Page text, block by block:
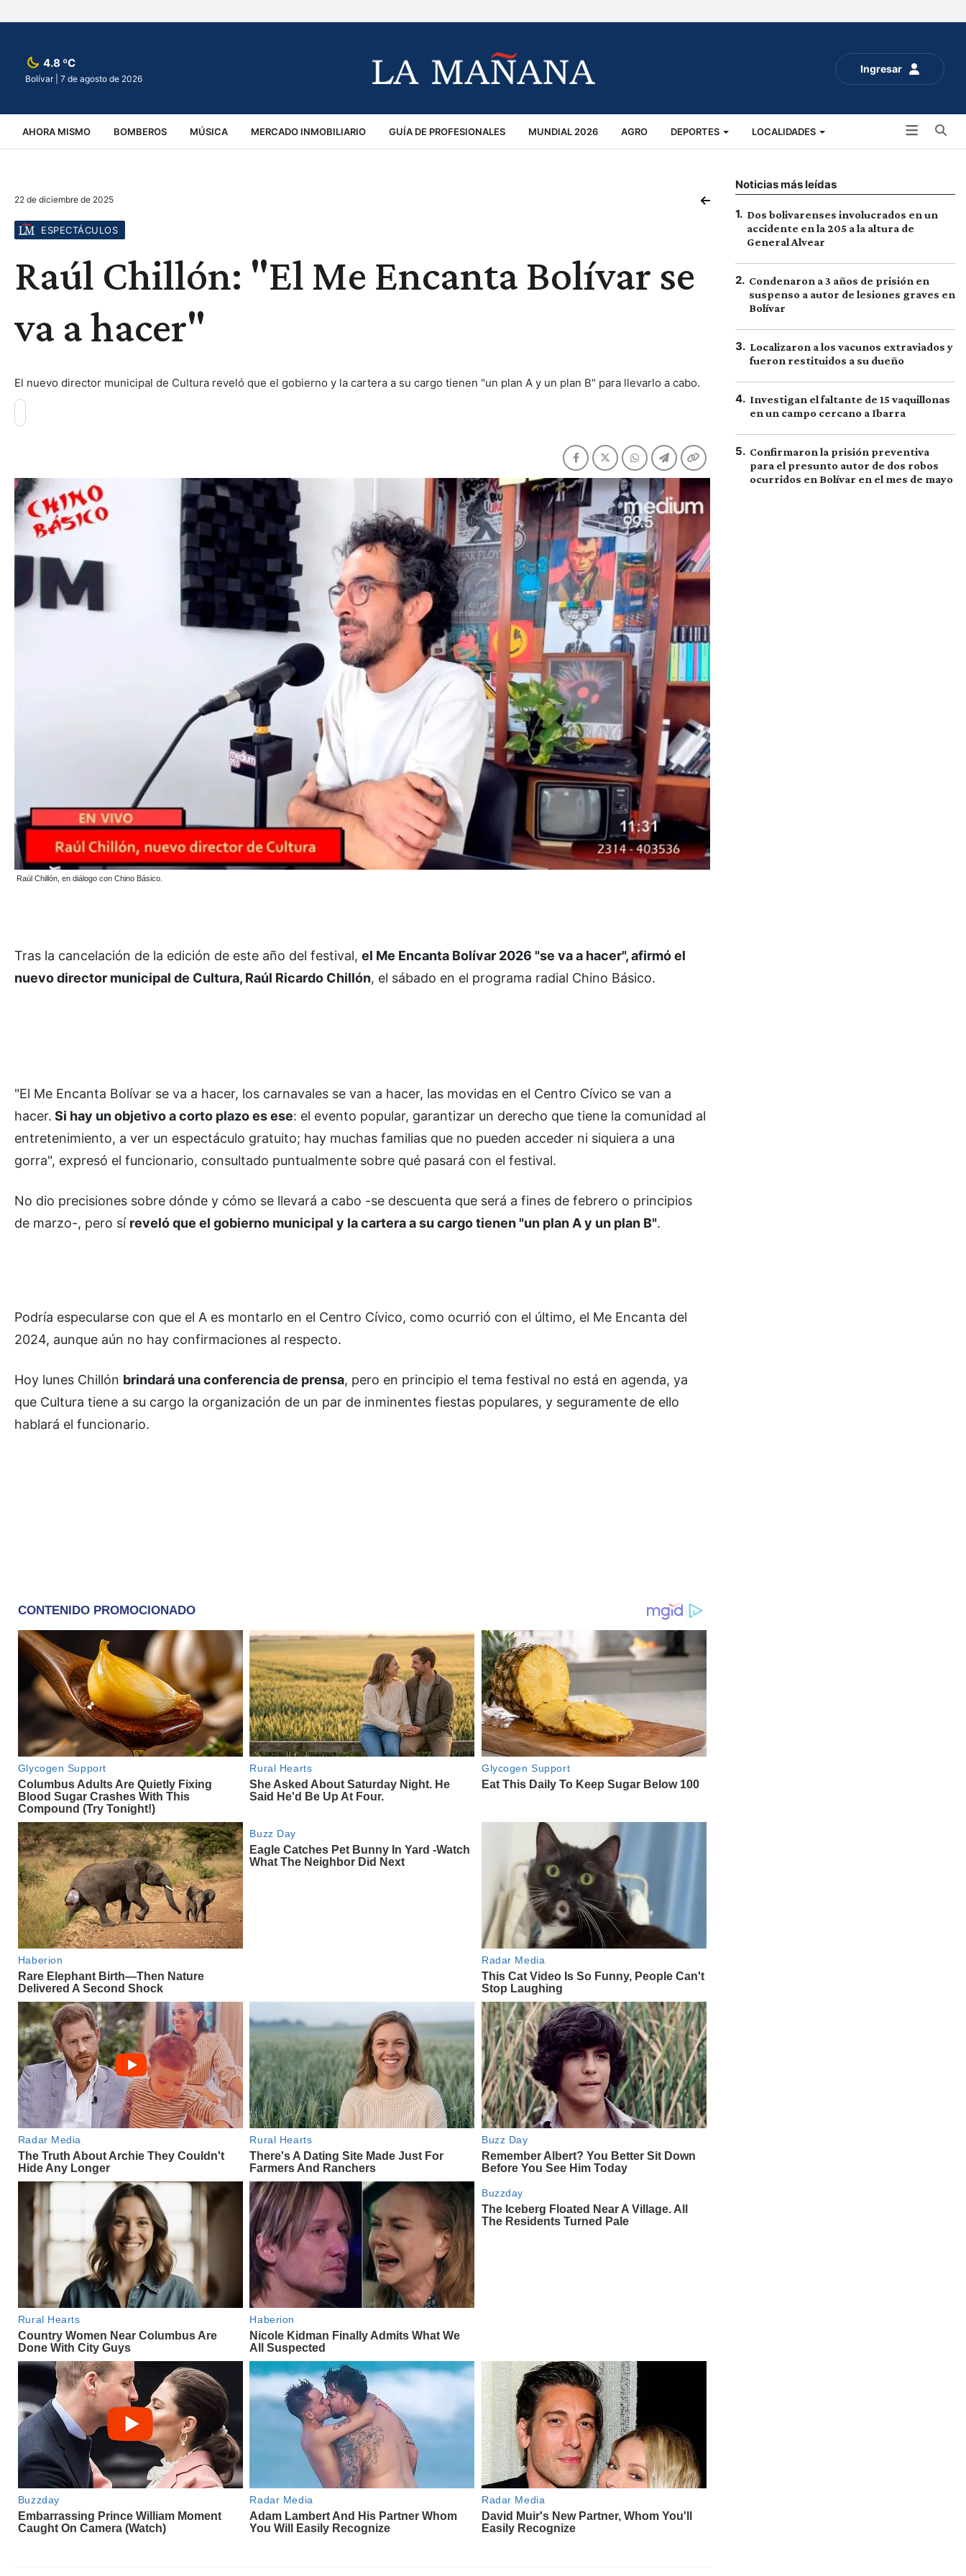
Ingresar
4.8 ºC
Bolívar | 7 de agosto de 2026
AHORA MISMO BOMBEROS MÚSICA MERCADO INMOBILIARIO GUÍA DE PROFESIONALES MUNDIAL 2026 AGRO DEPORTES LOCALIDADES
VIRALES ACCIDENTES
22 de diciembre de 2025
ESPECTÁCULOS
Raúl Chillón: "El Me Encanta Bolívar se
va a hacer"
El nuevo director municipal de Cultura reveló que el gobierno y la cartera a su cargo tienen "un plan A y un plan B" para llevarlo a cabo.
Raúl Chillón, en diálogo con Chino Básico.
Tras la cancelación de la edición de este año del festival, el Me Encanta Bolívar 2026 "se va a hacer", afirmó el
nuevo director municipal de Cultura, Raúl Ricardo Chillón, el sábado en el programa radial Chino Básico.
"El Me Encanta Bolívar se va a hacer, los carnavales se van a hacer, las movidas en el Centro Cívico se van a
hacer. Si hay un objetivo a corto plazo es ese: el evento popular, garantizar un derecho que tiene la comunidad al
entretenimiento, a ver un espectáculo gratuito; hay muchas familias que no pueden acceder ni siquiera a una
gorra", expresó el funcionario, consultado puntualmente sobre qué pasará con el festival.
No dio precisiones sobre dónde y cómo se llevará a cabo -se descuenta que será a fines de febrero o principios
de marzo-, pero sí reveló que el gobierno municipal y la cartera a su cargo tienen "un plan A y un plan B".
Podría especularse con que el A es montarlo en el Centro Cívico, como ocurrió con el último, el Me Encanta del
2024, aunque aún no hay confirmaciones al respecto.
Hoy lunes Chillón brindará una conferencia de prensa, pero en principio el tema festival no está en agenda, ya
que Cultura tiene a su cargo la organización de un par de inminentes fiestas populares, y seguramente de ello
hablará el funcionario.
Noticias más leídas
1. Dos bolivarenses involucrados en un
accidente en la 205 a la altura de
General Alvear
2. Condenaron a 3 años de prisión en
suspenso a autor de lesiones graves en
Bolívar
3. Localizaron a los vacunos extraviados y
fueron restituidos a su dueño
4. Investigan el faltante de 15 vaquillonas
en un campo cercano a Ibarra
5. Confirmaron la prisión preventiva
para el presunto autor de dos robos
ocurridos en Bolívar en el mes de mayo